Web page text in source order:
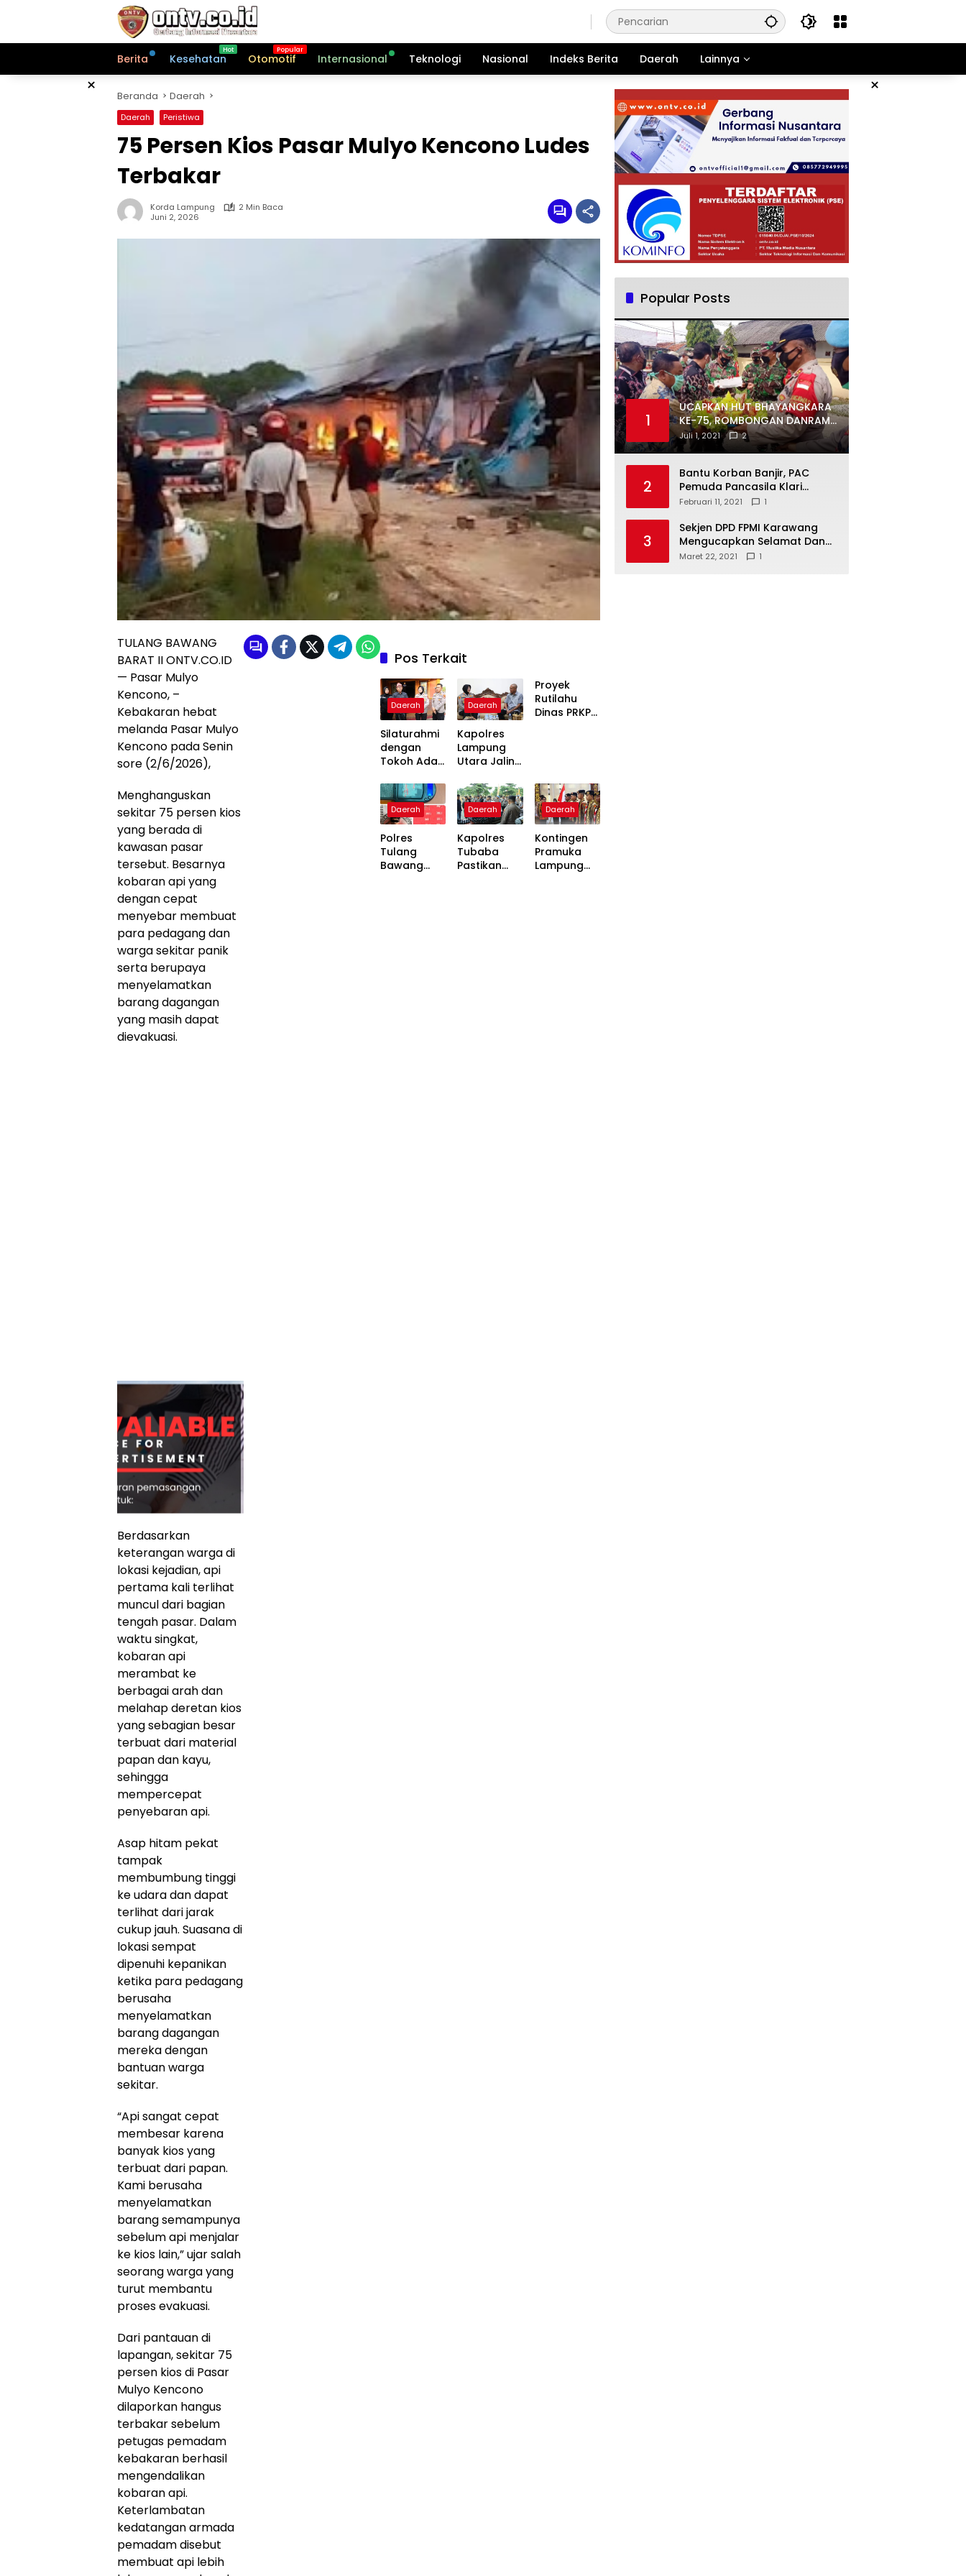
Berita Kesehatan Otomotif Internasional Teknologi Nasional Indeks Berita Daerah Lainnya
× ×
Beranda Daerah
Daerah Peristiwa
75 Persen Kios Pasar Mulyo Kencono Ludes
Terbakar
Korda Lampung
2 Min Baca
Juni 2, 2026
TULANG BAWANG
BARAT II ONTV.CO.ID
— Pasar Mulyo
Kencono, –
Kebakaran hebat
melanda Pasar Mulyo
Kencono pada Senin
sore (2/6/2026),
Menghanguskan
sekitar 75 persen kios
yang berada di
kawasan pasar
tersebut. Besarnya
kobaran api yang
dengan cepat
menyebar membuat
para pedagang dan
warga sekitar panik
serta berupaya
menyelamatkan
barang dagangan
yang masih dapat
dievakuasi.
Berdasarkan
keterangan warga di
lokasi kejadian, api
pertama kali terlihat
muncul dari bagian
tengah pasar. Dalam
waktu singkat,
kobaran api
merambat ke
berbagai arah dan
melahap deretan kios
yang sebagian besar
terbuat dari material
papan dan kayu,
sehingga
mempercepat
penyebaran api.
Asap hitam pekat
tampak
membumbung tinggi
ke udara dan dapat
terlihat dari jarak
cukup jauh. Suasana di
lokasi sempat
dipenuhi kepanikan
ketika para pedagang
berusaha
menyelamatkan
barang dagangan
mereka dengan
bantuan warga
sekitar.
“Api sangat cepat
membesar karena
banyak kios yang
terbuat dari papan.
Kami berusaha
menyelamatkan
barang semampunya
sebelum api menjalar
ke kios lain,” ujar salah
seorang warga yang
turut membantu
proses evakuasi.
Dari pantauan di
lapangan, sekitar 75
persen kios di Pasar
Mulyo Kencono
dilaporkan hangus
terbakar sebelum
petugas pemadam
kebakaran berhasil
mengendalikan
kobaran api.
Keterlambatan
kedatangan armada
pemadam disebut
membuat api lebih
Pos Terkait
Daerah
Silaturahmi
dengan
Tokoh Adat,
Lampung
Utara
Perkuat
Kamtibmas
Daerah
Kapolres
Lampung
Utara Jalin
dengan
Tokoh
Masyarakat
Ansori
Sabak
Proyek
Rutilahu
Dinas PRKP
Manfaat
Soroti
Kinerja
Pemborong
Daerah
Polres
Tulang
Bawang
Daerah
Kapolres
Tubaba
Pastikan
Daerah
Kontingen
Pramuka
Lampung
Popular Posts
1
UCAPKAN HUT BHAYANGKARA
KE-75, ROMBONGAN DANRAMIL
DAN CAMAT DATANGI
MAPOLSEK MUARAGEMBONG
Juli 1, 2021 2
2
Bantu Korban Banjir, PAC
Pemuda Pancasila Klari
Galang Donasi
Februari 11, 2021 1
3
Sekjen DPD FPMI Karawang
Mengucapkan Selamat Dan
Sukses Atas Kemenangan
Maret 22, 2021 1